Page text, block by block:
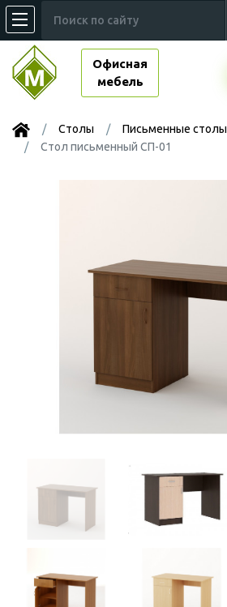
Офисная
мебель
Столы
Письменные столы
Стол письменный СП-01